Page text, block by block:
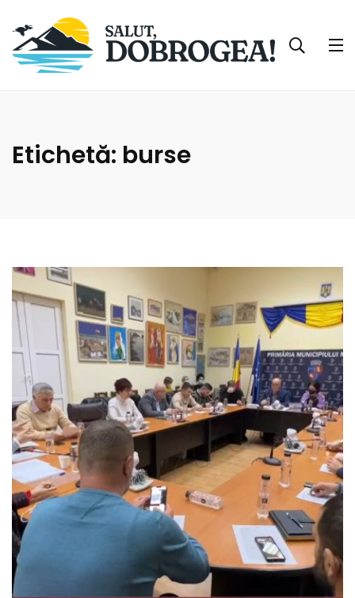
Etichetă: burse